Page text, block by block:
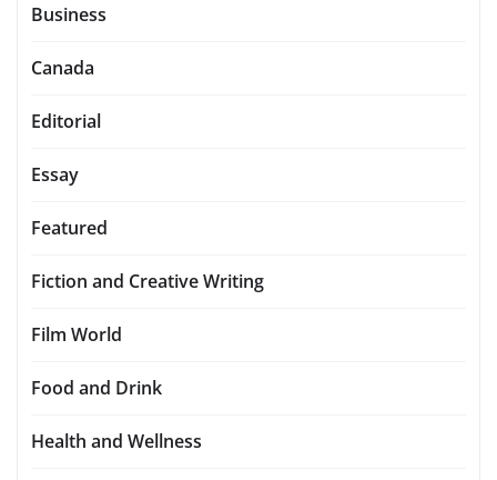
Business
Canada
Editorial
Essay
Featured
Fiction and Creative Writing
Film World
Food and Drink
Health and Wellness